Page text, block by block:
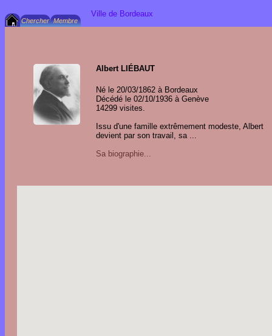
Ville de Bordeaux
Albert LIÉBAUT
Né le 20/03/1862 à Bordeaux
Décédé le 02/10/1936 à Genève
14299 visites.
Issu d'une famille extrêmement modeste, Albert
devient par son travail, sa ...
Sa biographie...